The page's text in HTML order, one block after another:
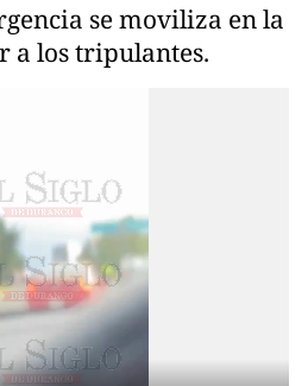
se moviliza en la
a los tripulantes.